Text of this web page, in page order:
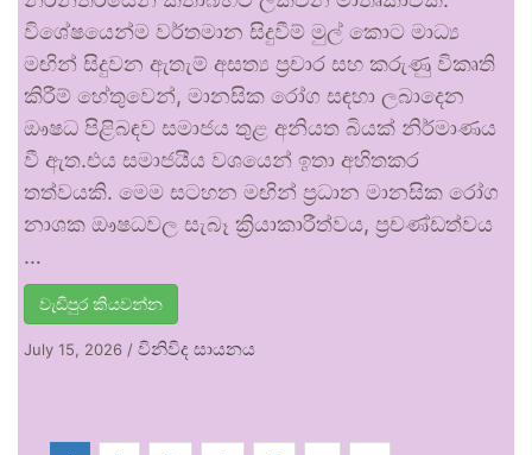
විශේෂයෙන්ම වර්තමාන සිදුවීම් මුල් කොට මාධ්‍ය
මඟින් සිදුවන ඇතැම් අසත්‍ය ප්‍රචාර සහ කරුණු විකෘති
කිරීම් හේතුවෙන්, මානසික රෝග සඳහා ලබාදෙන
ඖෂධ පිළිබඳව සමාජය තුළ අනියත බියක් නිර්මාණය
වී ඇත.එය සමාජයීය වශයෙන් ඉතා අහිතකර
තත්වයකි. මෙම සටහන මඟින් ප්‍රධාන මානසික රෝග
නාශක ඖෂධවල සැබෑ ක්‍රියාකාරීත්වය, ප්‍රචණ්ඩත්වය
…
වැඩිපුර කියවන්න
July 15, 2026 / විනිවිද සායනය